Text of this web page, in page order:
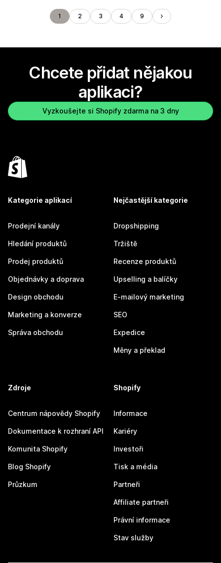
1 2 3 4 9
Chcete přidat nějakou
aplikaci?
Vyzkoušejte si Shopify zdarma na 3 dny
Kategorie aplikací
Prodejní kanály
Hledání produktů
Prodej produktů
Objednávky a doprava
Design obchodu
Marketing a konverze
Správa obchodu
Nejčastější kategorie
Dropshipping
Tržiště
Recenze produktů
Upselling a balíčky
E-mailový marketing
SEO
Expedice
Měny a překlad
Zdroje
Centrum nápovědy Shopify
Dokumentace k rozhraní API
Komunita Shopify
Blog Shopify
Průzkum
Shopify
Informace
Kariéry
Investoři
Tisk a média
Partneři
Affiliate partneři
Právní informace
Stav služby